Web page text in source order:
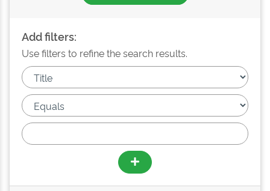
Add filters:
Use filters to refine the search results.